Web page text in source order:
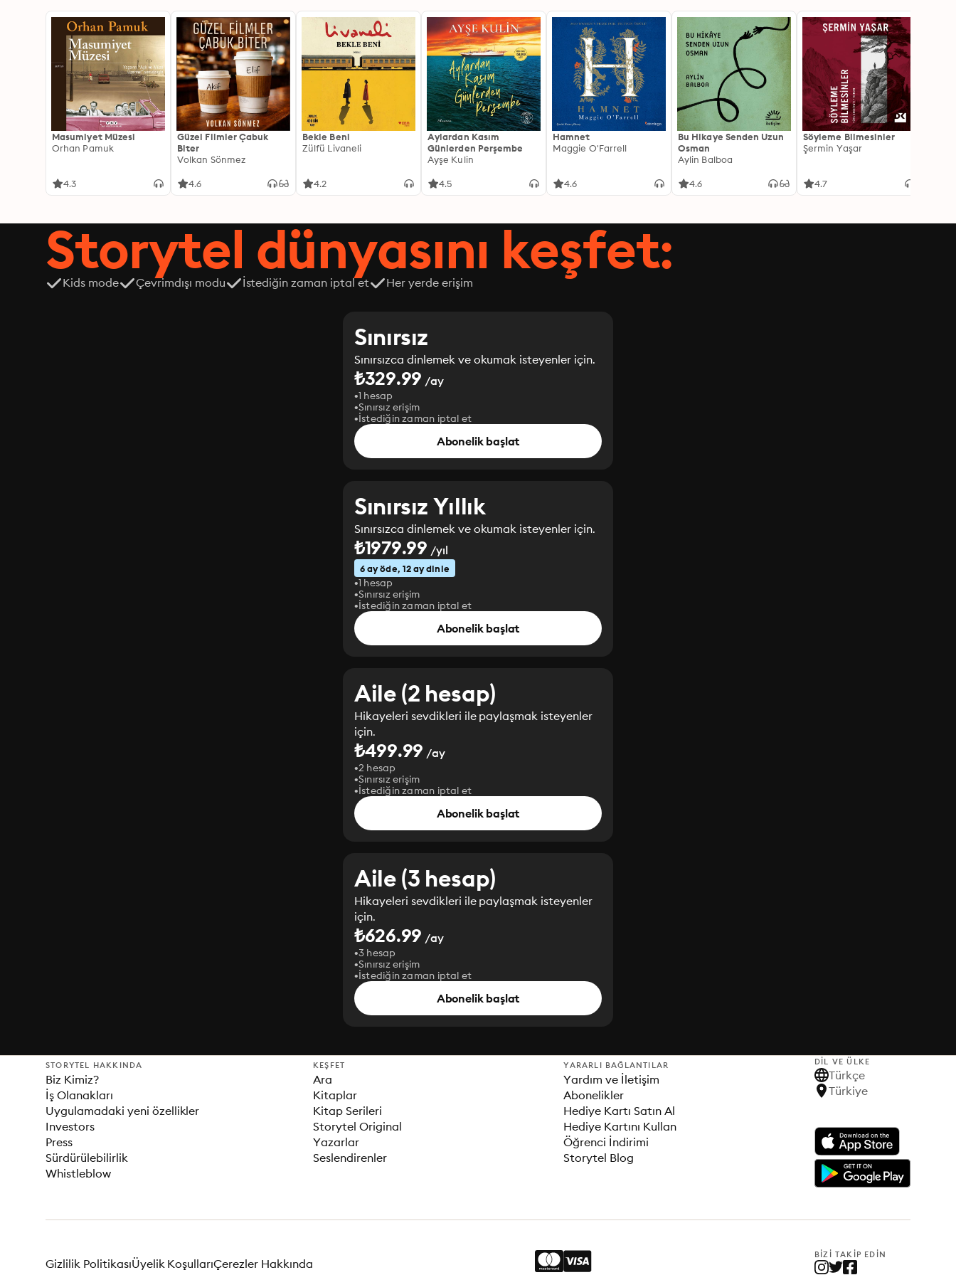
Masumiyet Müzesi
Orhan Pamuk
4.3
Güzel Filmler Çabuk
Biter
Volkan Sönmez
4.6
Bekle Beni
Zülfü Livaneli
4.2
Aylardan Kasım
Günlerden Perşembe
Ayşe Kulin
4.5
Hamnet
Maggie O'Farrell
4.6
Bu Hikaye Senden Uzun
Osman
Aylin Balboa
4.6
Söyleme Bilmesinler
Şermin Yaşar
4.7
Storytel dünyasını keşfet:
Kids mode Çevrimdışı modu İstediğin zaman iptal et Her yerde erişim
Sınırsız
Sınırsızca dinlemek ve okumak isteyenler için.
₺329.99 /ay
1 hesap
Sınırsız erişim
İstediğin zaman iptal et
Abonelik başlat
Sınırsız Yıllık
Sınırsızca dinlemek ve okumak isteyenler için.
₺1979.99 /yıl
6 ay öde, 12 ay dinle
1 hesap
Sınırsız erişim
İstediğin zaman iptal et
Abonelik başlat
Aile (2 hesap)
Hikayeleri sevdikleri ile paylaşmak isteyenler
için.
₺499.99 /ay
2 hesap
Sınırsız erişim
İstediğin zaman iptal et
Abonelik başlat
Aile (3 hesap)
Hikayeleri sevdikleri ile paylaşmak isteyenler
için.
₺626.99 /ay
3 hesap
Sınırsız erişim
İstediğin zaman iptal et
Abonelik başlat
STORYTEL HAKKINDA
Biz Kimiz?
İş Olanakları
Uygulamadaki yeni özellikler
Investors
Press
Sürdürülebilirlik
Whistleblow
KEŞFET
Ara
Kitaplar
Kitap Serileri
Storytel Original
Yazarlar
Seslendirenler
YARARLI BAĞLANTILAR
Yardım ve İletişim
Abonelikler
Hediye Kartı Satın Al
Hediye Kartını Kullan
Öğrenci İndirimi
Storytel Blog
DIL VE ÜLKE
Türkçe
Türkiye
BIZI TAKIP EDIN
Gizlilik PolitikasıÜyelik KoşullarıÇerezler Hakkında